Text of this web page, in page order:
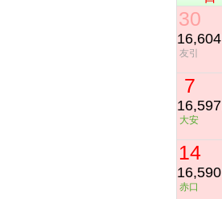
30
16,604
友引
7
16,597
大安
14
16,590
赤口